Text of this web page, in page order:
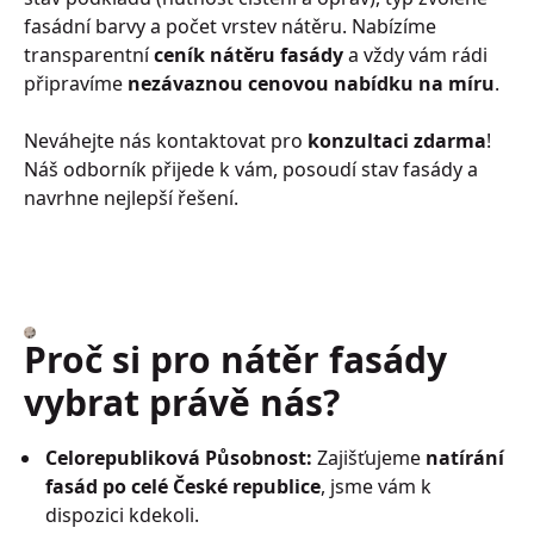
fasádní barvy a počet vrstev nátěru. Nabízíme
transparentníceník nátěru fasádya vždy vám rádi
připravíme nezávaznou cenovou nabídku na míru.
Neváhejte nás kontaktovat pro konzultaci zdarma!
Náš odborník přijede k vám, posoudí stav fasády a
navrhne nejlepší řešení.
Proč si pro nátěr fasády
vybrat právě nás?
Celorepubliková Působnost: Zajišťujeme natírání
fasád po celé České republice, jsme vám k
dispozici kdekoli.